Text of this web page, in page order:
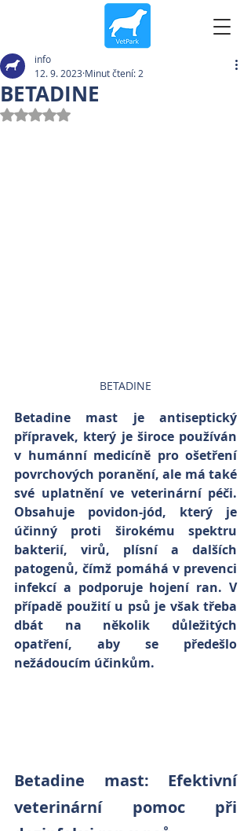
BETADINE
info
12. 9. 2023 Minut čtení: 2
Hodnoceno NaN z 5 hvězdiček.
BETADINE
Betadine mast je antiseptický
přípravek, který je široce používán
v humánní medicíně pro ošetření
povrchových poranění, ale má také
své uplatnění ve veterinární péči.
Obsahuje povidon-jód, který je
účinný proti širokému spektru
bakterií, virů, plísní a dalších
patogenů, čímž pomáhá v prevenci
infekcí a podporuje hojení ran. V
případě použití u psů je však třeba
dbát na několik důležitých
opatření, aby se předešlo
nežádoucím účinkům.
Betadine mast: Efektivní
veterinární pomoc při